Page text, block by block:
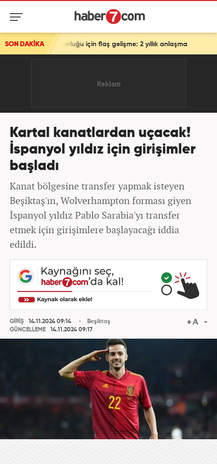
SON DAKİKAiçin flaş gelişme: 2 yıllık anlaşma
Kartal kanatlardan uçacak!
İspanyol yıldız için girişimler
başladı
Kanat bölgesine transfer yapmak isteyen
Beşiktaş'ın, Wolverhampton forması giyen
İspanyol yıldız Pablo Sarabia'yı transfer
etmek için girişimlere başlayacağı iddia
edildi.
GİRİŞ
14.11.2024 09:14
GÜNCELLEME
14.11.2024 09:17
Beşiktaş